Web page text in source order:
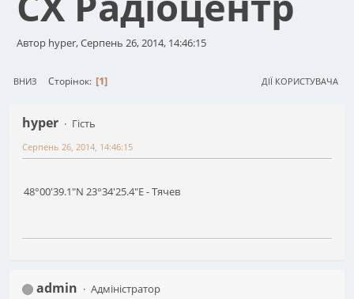
Автор hyper, Серпень 26, 2014, 14:46:15
ВНИЗ Сторінок 1 ДІЇ КОРИСТУВАЧА
hyper Гість
Серпень 26, 2014, 14:46:15
48°00′39.1″N 23°34′25.4″E - Тячев
admin
Адміністратор